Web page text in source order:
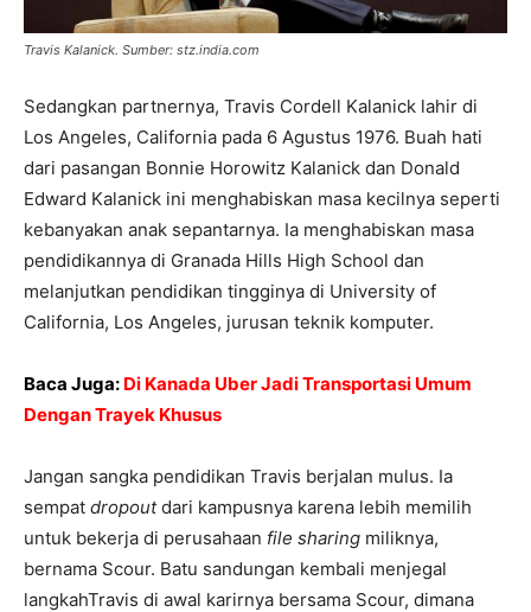
Travis Kalanick. Sumber: stz.india.com
Sedangkan partnernya, Travis Cordell Kalanick lahir di
Los Angeles, California pada 6 Agustus 1976. Buah hati
dari pasangan Bonnie Horowitz Kalanick dan Donald
Edward Kalanick ini menghabiskan masa kecilnya seperti
kebanyakan anak sepantarnya. Ia menghabiskan masa
pendidikannya di Granada Hills High School dan
melanjutkan pendidikan tingginya di University of
California, Los Angeles, jurusan teknik komputer.
Baca Juga: Di Kanada Uber Jadi Transportasi Umum
Dengan Trayek Khusus
Jangan sangka pendidikan Travis berjalan mulus. Ia
sempat dropoutdari kampusnya karena lebih memilih
untuk bekerja di perusahaan file sharing miliknya,
bernama Scour. Batu sandungan kembali menjegal
langkahTravis di awal karirnya bersama Scour, dimana